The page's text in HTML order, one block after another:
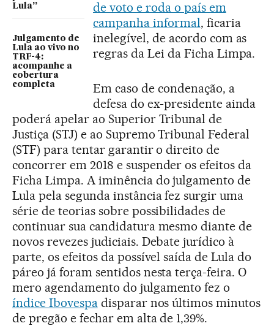
Lula”
Julgamento de
Lula ao vivo no
TRF-4:
acompanhe a
cobertura
completa
de voto e roda o país em
campanha informal, ficaria
inelegível, de acordo com as
regras da Lei da Ficha Limpa.
Em caso de condenação, a
defesa do ex-presidente ainda
poderá apelar ao Superior Tribunal de
Justiça (STJ) e ao Supremo Tribunal Federal
(STF) para tentar garantir o direito de
concorrer em 2018 e suspender os efeitos da
Ficha Limpa. A iminência do julgamento de
Lula pela segunda instância fez surgir uma
série de teorias sobre possibilidades de
continuar sua candidatura mesmo diante de
novos revezes judiciais. Debate jurídico à
parte, os efeitos da possível saída de Lula do
páreo já foram sentidos nesta terça-feira. O
mero agendamento do julgamento fez o
índice Ibovespadisparar nos últimos minutos
de pregão e fechar em alta de 1,39%.